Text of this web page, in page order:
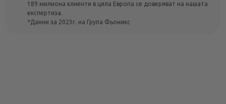
189 милиона клиенти в цяла Европа се доверяват на нашата
експертиза.
*Данни за 2023г. на Група Фьоникс